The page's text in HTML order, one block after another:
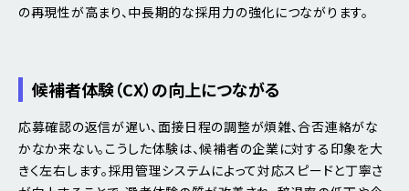
の再現性が高まり、中長期的な採用力の強化につながります。
候補者体験（CX）の向上につながる
応募確認の返信が遅い、面接日程の調整が煩雑、合否連絡がな
かなか来ない。こうした体験は、候補者の企業に対する印象を大
きく左右します。採用管理システムによって対応スピードと丁寧さ